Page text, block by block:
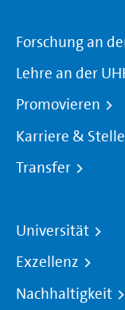
Forschung an
Lehre an der
Promovieren
Karriere &
Transfer
Universität
Exzellenz
Nachhaltigkeit